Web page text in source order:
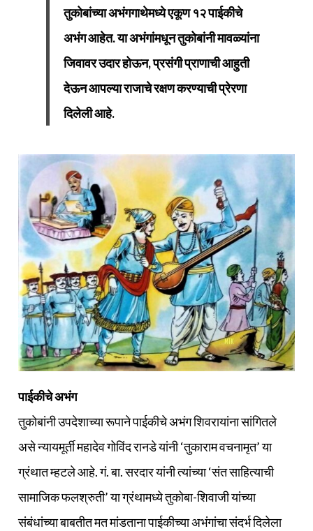
तुकोबांच्या अभंगगाथेमध्ये एकूण १२ पाईकीचे
अभंग आहेत. या अभंगांमधून तुकोबांनी मावळ्यांना
जिवावर उदार होऊन, प्रसंगी प्राणाची आहुती
देऊन आपल्या राजाचे रक्षण करण्याची प्रेरणा
दिलेली आहे.
पाईकीचे अभंग
तुकोबांनी उपदेशाच्या रूपाने पाईकीचे अभंग शिवरायांना सांगितले
असे न्यायमूर्ती महादेव गोविंद रानडे यांनी ‘तुकाराम वचनामृत’ या
ग्रंथात म्हटले आहे. गं. बा. सरदार यांनी त्यांच्या ‘संत साहित्याची
सामाजिक फलश्रुती’ या ग्रंथामध्ये तुकोबा-शिवाजी यांच्या
संबंधांच्या बाबतीत मत मांडताना पाईकीच्या अभंगांचा संदर्भ दिलेला